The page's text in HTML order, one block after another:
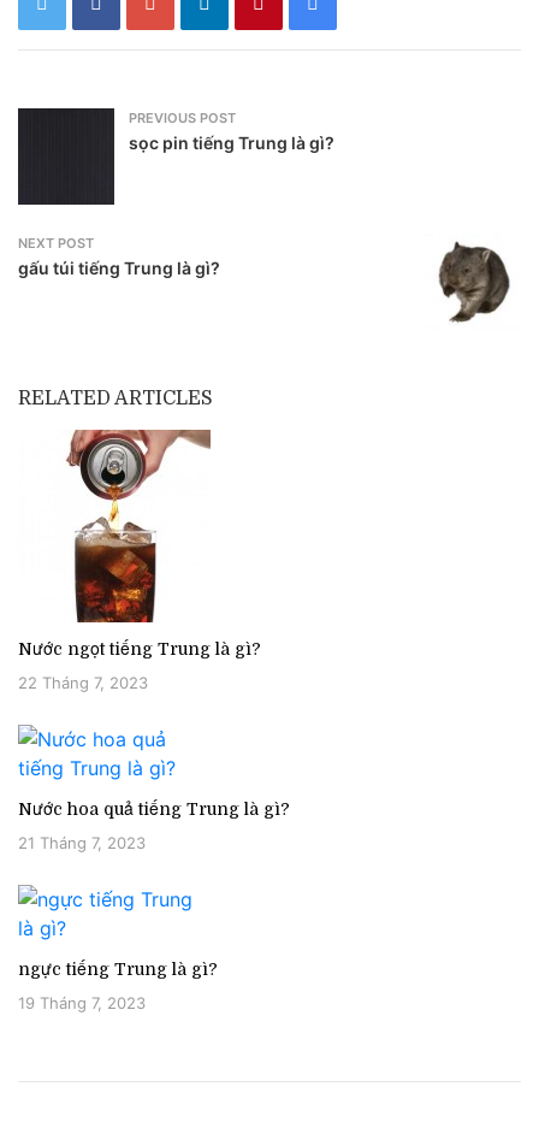
PREVIOUS POST
sọc pin tiếng Trung là gì?
NEXT POST
gấu túi tiếng Trung là gì?
RELATED ARTICLES
Nước ngọt tiếng Trung là gì?
22 Tháng 7, 2023
Nước hoa quả tiếng Trung là gì?
21 Tháng 7, 2023
ngực tiếng Trung là gì?
19 Tháng 7, 2023